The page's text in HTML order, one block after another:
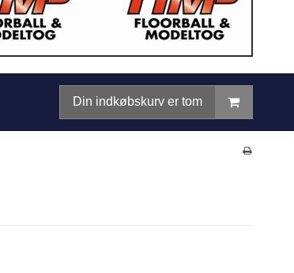
Din indkøbskurv er tom